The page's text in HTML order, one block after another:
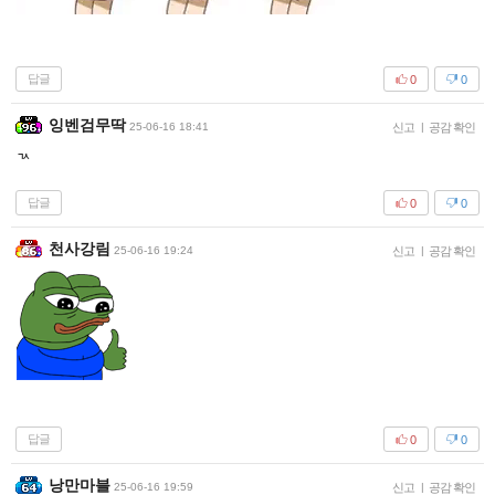
답글 0
0
잉벤검무딱 25-06-16 18:41 신고 | 공감 확인
ㄳ
답글 0
0
천사강림 25-06-16 19:24 신고 | 공감 확인
답글 0
0
낭만마블 25-06-16 19:59 신고 | 공감 확인